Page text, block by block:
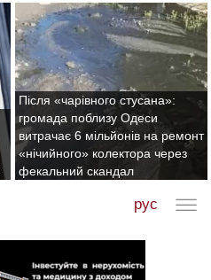
Після «чарівного стусана»:
громада поблизу Одеси
витрачає 6 мільйонів на ремонт
«нічийного» колектора через
фекальний скандал
рус